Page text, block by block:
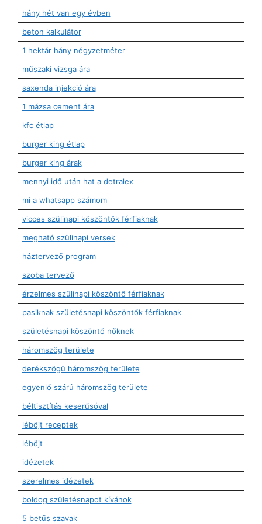
hány hét van egy évben
beton kalkulátor
1 hektár hány négyzetméter
műszaki vizsga ára
saxenda injekció ára
1 mázsa cement ára
kfc étlap
burger king étlap
burger king árak
mennyi idő után hat a detralex
mi a whatsapp számom
vicces szülinapi köszöntők férfiaknak
megható szülinapi versek
háztervező program
szoba tervező
érzelmes szülinapi köszöntő férfiaknak
pasiknak születésnapi köszöntők férfiaknak
születésnapi köszöntő nőknek
háromszög területe
derékszögű háromszög területe
egyenlő szárú háromszög területe
béltisztítás keserűsóval
léböjt receptek
léböjt
idézetek
szerelmes idézetek
boldog születésnapot kívánok
5 betűs szavak